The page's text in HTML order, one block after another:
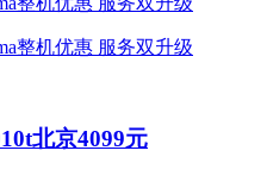
北京4099元